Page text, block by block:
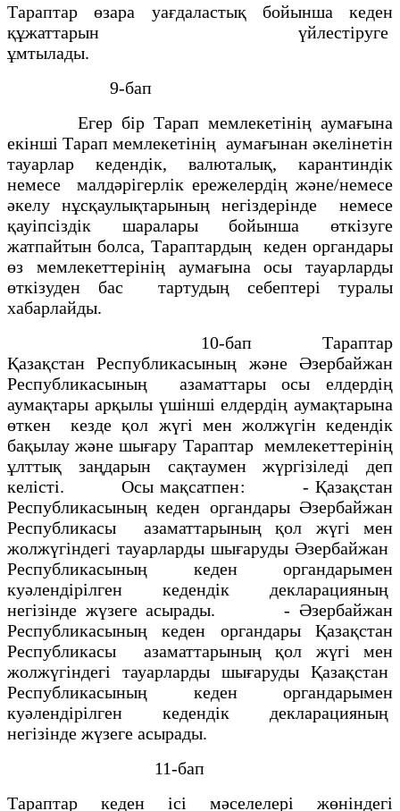
Тараптар өзара уағдаластық бойынша кеден
құжаттарын үйлестiруге
ұмтылады.
9-бап
Егер бiр Тарап мемлекетiнiң аумағына
екiншi Тарап мемлекетiнің аумағынан әкелiнетiн
тауарлар кедендiк, валюталық, карантиндiк
немесе малдәрiгерлiк ережелердің және/немесе
әкелу нұсқаулықтарының негiздерiнде немесе
қауiпсiздiк шаралары бойынша өткiзуге
жатпайтын болса, Тараптардың кеден органдары
өз мемлекеттерiнiң аумағына осы тауарларды
өткiзуден бас тартудың себептерi туралы
хабарлайды.
10-бап Тараптар
Қазақстан Республикасының және Әзербайжан
Республикасының азаматтары осы елдердің
аумақтары арқылы үшiншi елдердiң аумақтарына
өткен кезде қол жүгi мен жолжүгiн кедендiк
бақылау және шығару Тараптар мемлекеттерiнiң
ұлттық заңдарын сақтаумен жүргiзiледi деп
келiсті. Осы мақсатпен: - Қазақстан
Республикасының кеден органдары Әзербайжан
Республикасы азаматтарының қол жүгi мен
жолжүгiндегi тауарларды шығаруды Әзербайжан
Республикасының кеден органдарымен
куәлендiрiлген кедендiк декларацияның
негiзiнде жүзеге асырады. - Әзербайжан
Республикасының кеден органдары Қазақстан
Республикасы азаматтарының қол жүгi мен
жолжүгiндегi тауарларды шығаруды Қазақстан
Республикасының кеден органдарымен
куәлендiрiлген кедендiк декларацияның
негiзiнде жүзеге асырады.
11-бап
Тараптар кеден iсi мәселелерi жөнiндегi